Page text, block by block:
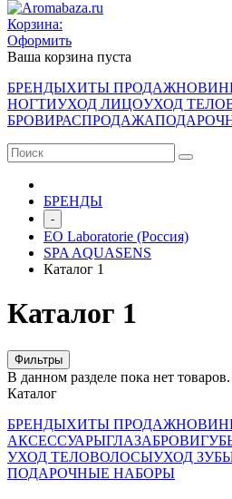
Корзина:
Оформить
Ваша корзина пуста
БРЕНДЫХИТЫ ПРОДАЖ
НОГТИУХОД ЛИЦОУХОД ТЕЛО
БРОВИРАСПРОДАЖА
БРЕНДЫ
-
EO Laboratorie (Россия)
SPA AQUASENS
Каталог 1
Каталог 1
Фильтры
В данном разделе пока нет
Каталог
БРЕНДЫХИТЫ ПРОДАЖ
АКСЕССУАРЫГЛАЗАБРОВИ
УХОД ТЕЛОВОЛОСЫУХОД
ПОДАРОЧНЫЕ НАБОРЫ